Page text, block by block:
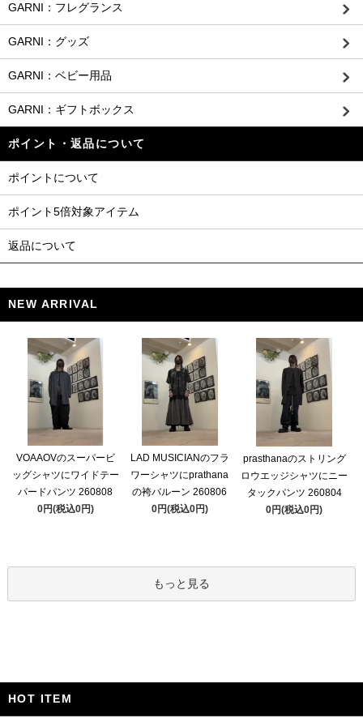
GARNI：フレグランス
GARNI：グッズ
GARNI：ベビー用品
GARNI：ギフトボックス
ポイント・返品について
ポイントについて
ポイント5倍対象アイテム
返品について
NEW ARRIVAL
VOAAOVのスーパービ
ッグシャツにワイドテー
パードパンツ 260808
0円(税込0円)
LAD MUSICIANのフラ
ワーシャツにprathana
の袴バルーン 260806
0円(税込0円)
prasthanaのストリング
ロウエッジシャツにニー
タックパンツ 260804
0円(税込0円)
もっと見る
HOT ITEM